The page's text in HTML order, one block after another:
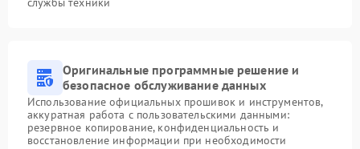
Оригинальные программные решение и
безопасное обслуживание данных
Использование официальных прошивок и инструментов,
аккуратная работа с пользовательскими данными:
резервное копирование, конфиденциальность и
восстановление информации при необходимости